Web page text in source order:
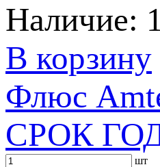
Наличие:
В корзину
Флюс
СРОК
шт